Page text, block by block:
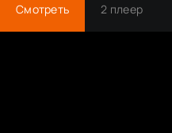
Смотреть 2 плеер